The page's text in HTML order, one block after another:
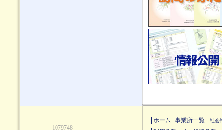
ホーム 事業所一覧 社会